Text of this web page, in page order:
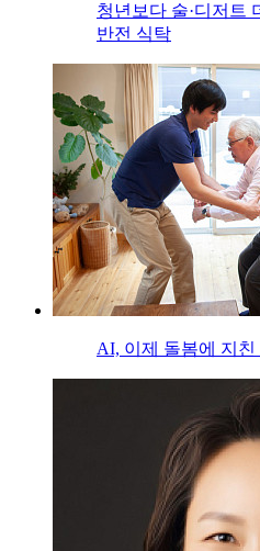
청년보다 술·디저트
반전 식탁
AI, 이제 돌봄에 지